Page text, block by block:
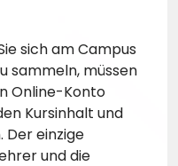
sich am Campus
sammeln, müssen
Online-Konto
Kursinhalt und
Der einzige
und die